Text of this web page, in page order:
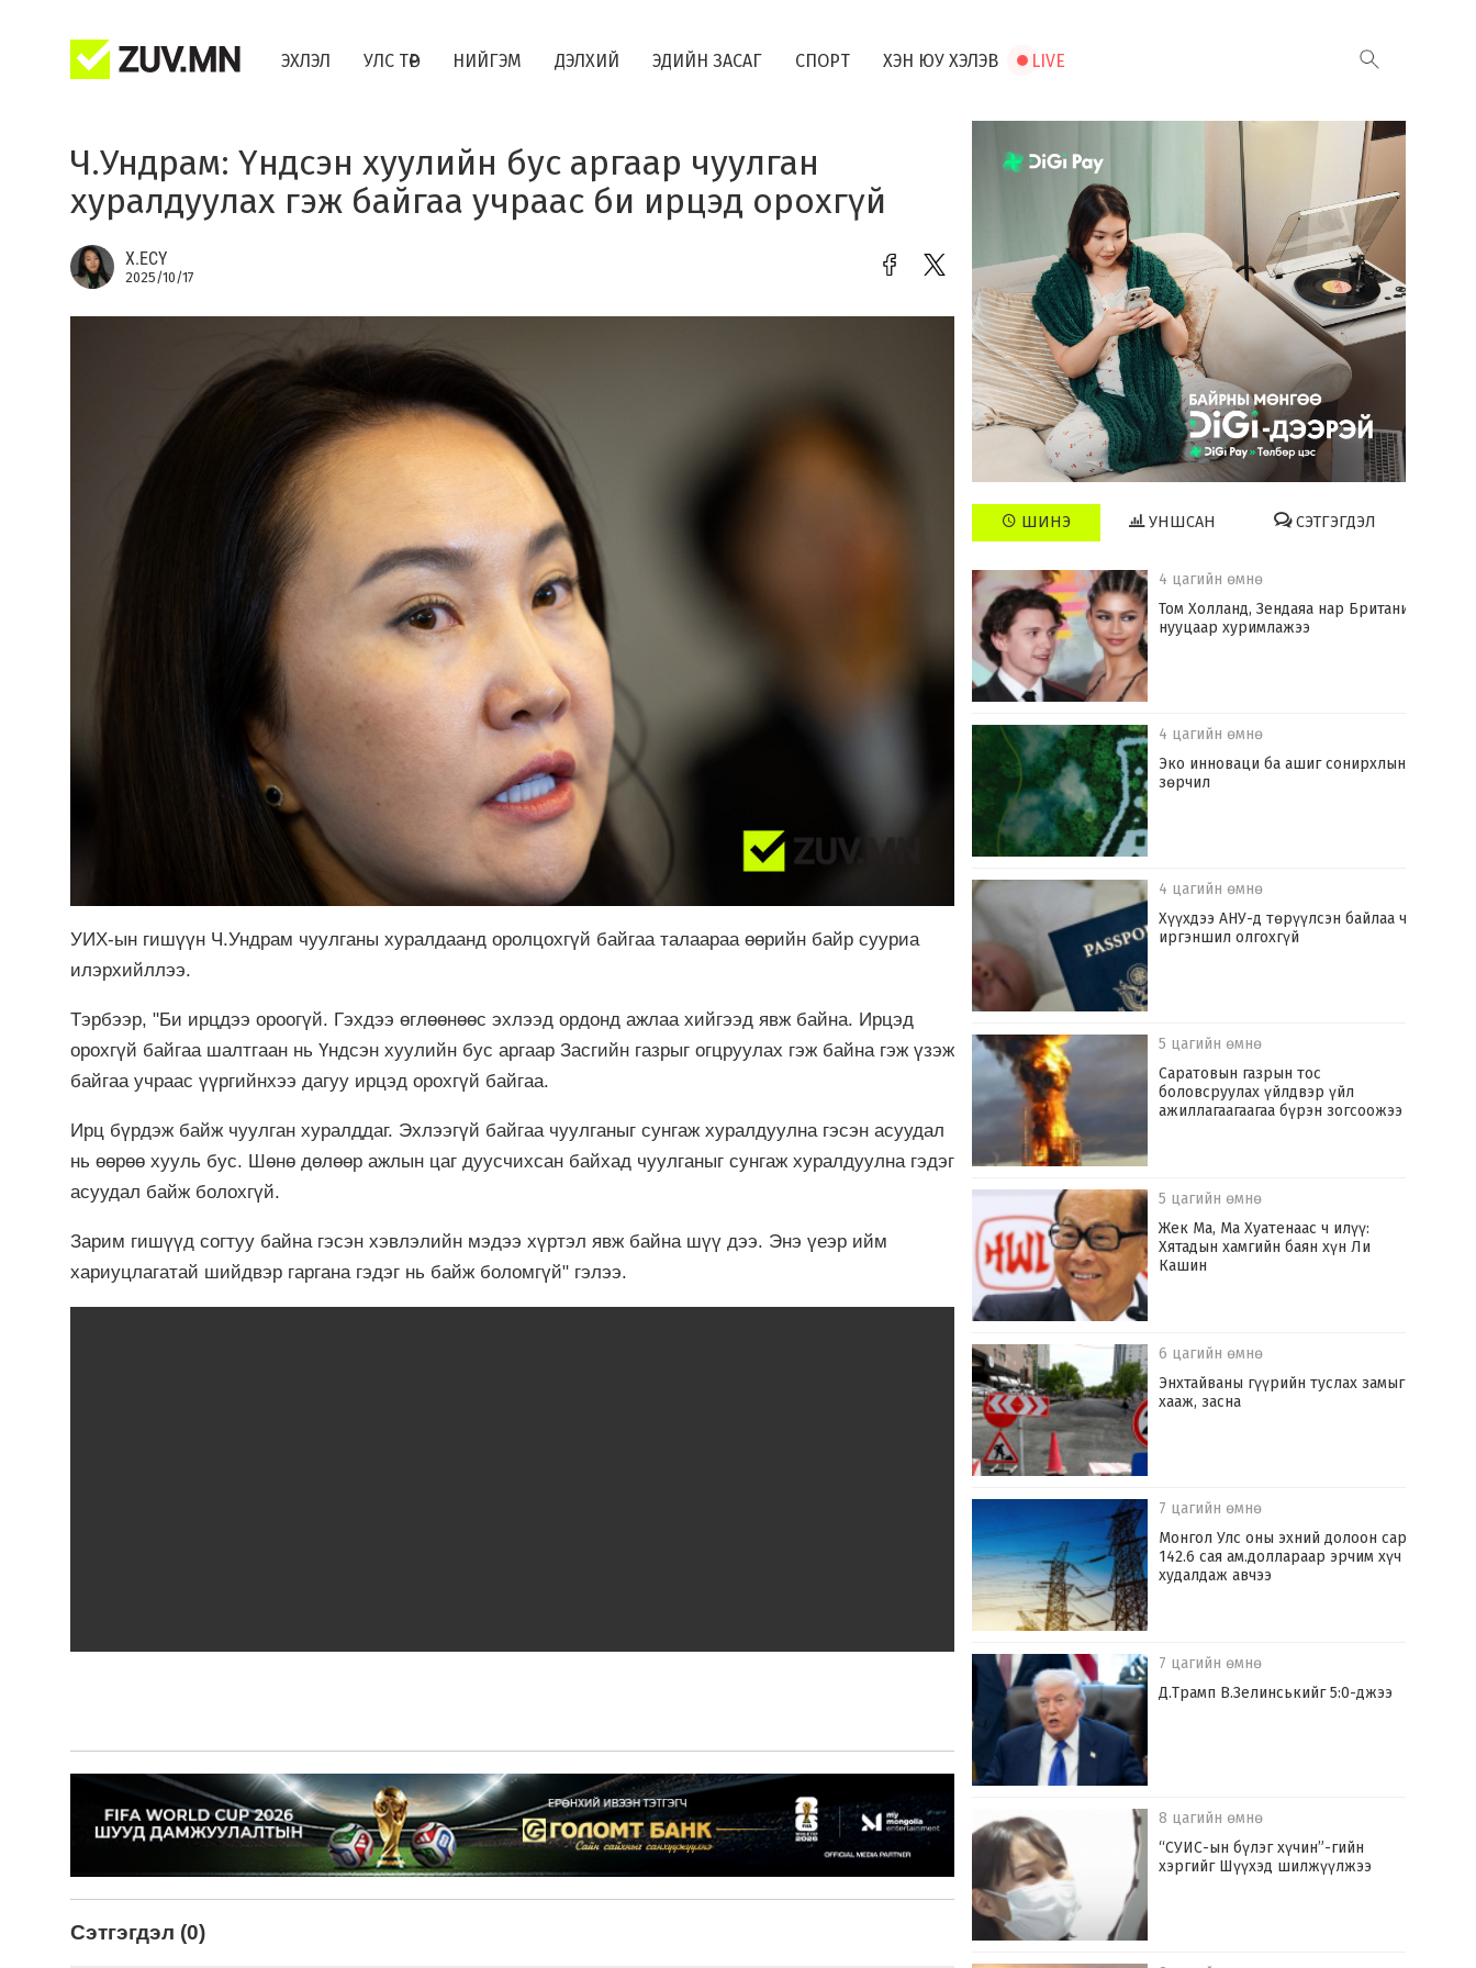
ЭХЛЭЛ УЛС ТӨР НИЙГЭМ ДЭЛХИЙ ЭДИЙН ЗАСАГ СПОРТ ХЭН ЮУ ХЭЛЭВ LIVE
Ч.Ундрам: Үндсэн хуулийн бус аргаар чуулган
хуралдуулах гэж байгаа учраас би ирцэд орохгүй
Х.ЕСҮ
2025/10/17
УИХ-ын гишүүн Ч.Ундрам чуулганы хуралдаанд оролцохгүй байгаа талаараа өөрийн байр сууриа
илэрхийллээ.
Тэрбээр, "Би ирцдээ ороогүй. Гэхдээ өглөөнөөс эхлээд ордонд ажлаа хийгээд явж байна. Ирцэд
орохгүй байгаа шалтгаан нь Үндсэн хуулийн бус аргаар Засгийн газрыг огцруулах гэж байна гэж үзэж
байгаа учраас үүргийнхээ дагуу ирцэд орохгүй байгаа.
Ирц бүрдэж байж чуулган хуралддаг. Эхлээгүй байгаа чуулганыг сунгаж хуралдуулна гэсэн асуудал
нь өөрөө хууль бус. Шөнө дөлөөр ажлын цаг дуусчихсан байхад чуулганыг сунгаж хуралдуулна гэдэг
асуудал байж болохгүй.
Зарим гишүүд согтуу байна гэсэн хэвлэлийн мэдээ хүртэл явж байна шүү дээ. Энэ үеэр ийм
хариуцлагатай шийдвэр гаргана гэдэг нь байж боломгүй" гэлээ.
Сэтгэгдэл (0)
ШИНЭ УНШСАН СЭТГЭГДЭЛ
4 цагийн өмнө
Том Холланд, Зендаяа нар Британид
нууцаар хуримлажээ
4 цагийн өмнө
Эко инноваци ба ашиг сонирхлын
зөрчил
4 цагийн өмнө
Хүүхдээ АНУ-д төрүүлсэн байлаа ч
иргэншил олгохгүй
5 цагийн өмнө
Саратовын газрын тос
боловсруулах үйлдвэр үйл
ажиллагаагаагаа бүрэн зогсоожээ
5 цагийн өмнө
Жек Ма, Ма Хуатенаас ч илүү:
Хятадын хамгийн баян хүн Ли
Кашин
6 цагийн өмнө
Энхтайваны гүүрийн туслах замыг
хааж, засна
7 цагийн өмнө
Монгол Улс оны эхний долоон сард
142.6 сая ам.доллараар эрчим хүч
худалдаж авчээ
7 цагийн өмнө
Д.Трамп В.Зелинськийг 5:0-джээ
8 цагийн өмнө
“СУИС-ын бүлэг хүчин”-гийн
хэргийг Шүүхэд шилжүүлжээ